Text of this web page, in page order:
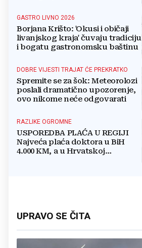
GASTRO LIVNO 2026
Borjana Krišto: 'Okusi i običaji
livanjskog kraja' čuvaju tradiciju
i bogatu gastronomsku baštinu
DOBRE VIJESTI TRAJAT ĆE PREKRATKO
Spremite se za šok: Meteorolozi
poslali dramatično upozorenje,
ovo nikome neće odgovarati
RAZLIKE OGROMNE
USPOREDBA PLAĆA U REGIJI
Najveća plaća doktora u BiH
4.000 KM, a u Hrvatskoj
UPRAVO SE ČITA